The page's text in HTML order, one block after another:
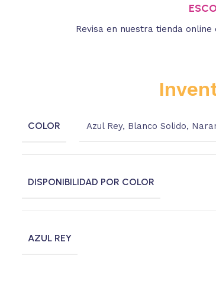
Revisa en nuestra tienda
COLOR Azul Rey, Blanco Solido,
DISPONIBILIDAD POR COLOR
AZUL REY